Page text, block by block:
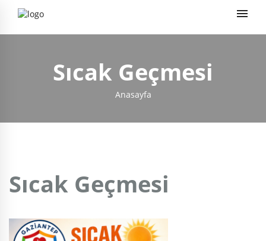
Sıcak Geçmesi
Anasayfa
Sıcak Geçmesi